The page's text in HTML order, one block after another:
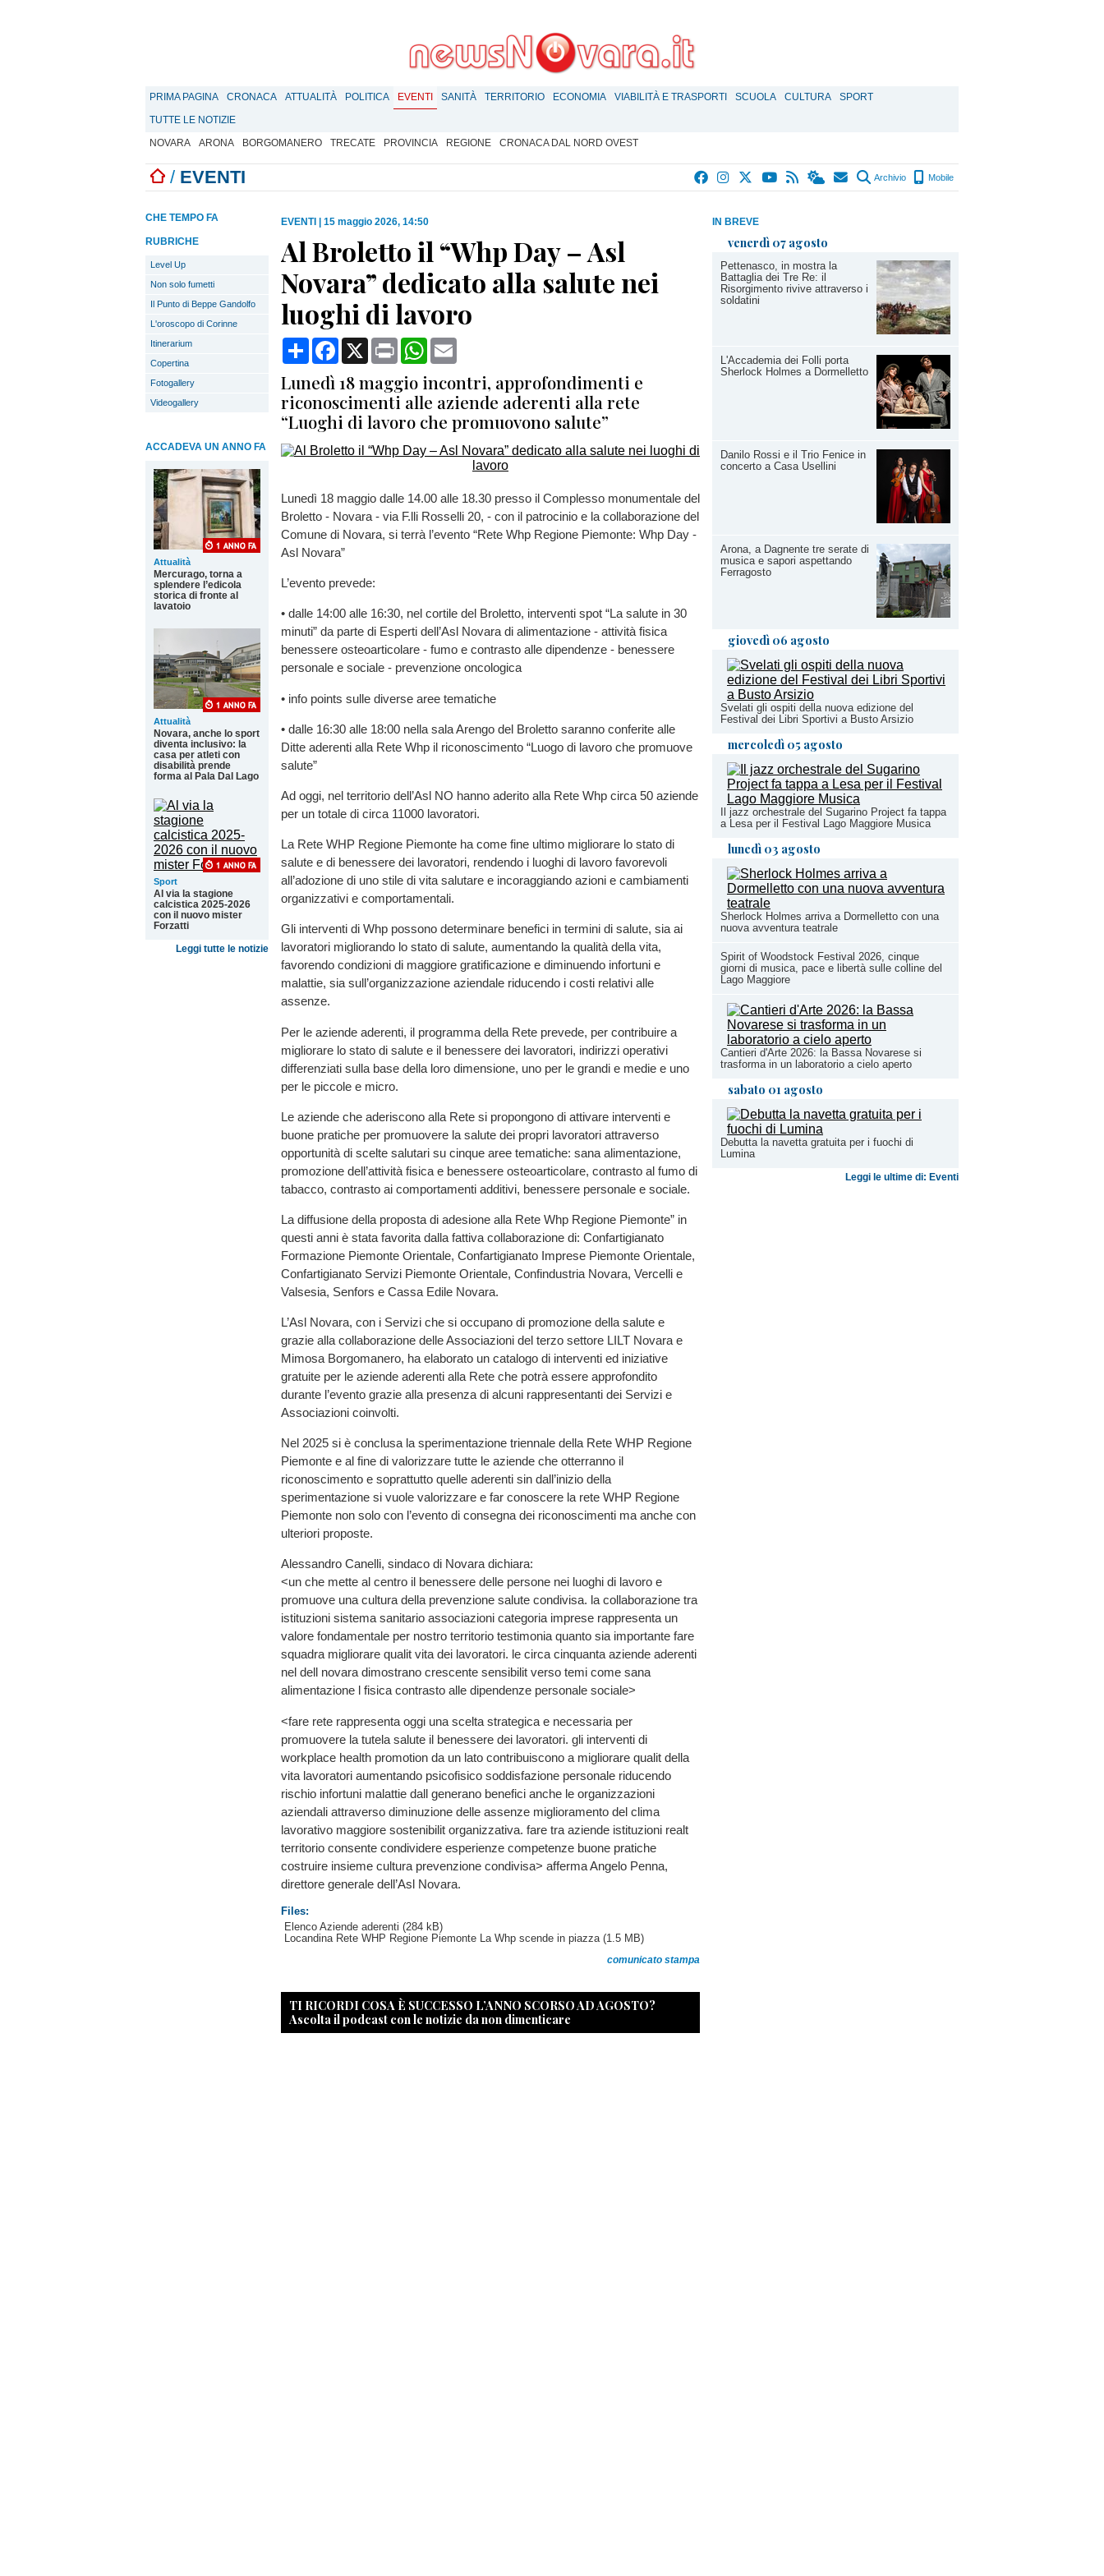
PRIMA PAGINA CRONACA ATTUALITÀ POLITICA EVENTI SANITÀ TERRITORIO ECONOMIA VIABILITÀ E TRASPORTI SCUOLA CULTURA
SPORT
TUTTE LE NOTIZIE
NOVARA
ARONA BORGOMANERO TRECATE PROVINCIA REGIONE CRONACA DAL NORD OVEST
/ EVENTI Archivio Mobile
IN BREVE
venerdì 07 agosto
Pettenasco, in mostra la
Battaglia dei Tre Re: il
Risorgimento rivive attraverso i
soldatini
L'Accademia dei Folli porta
Sherlock Holmes a Dormelletto
Danilo Rossi e il Trio Fenice in
concerto a Casa Usellini
Arona, a Dagnente tre serate di
musica e sapori aspettando
Ferragosto
giovedì 06 agosto
Svelati gli ospiti della nuova edizione del
Festival dei Libri Sportivi a Busto Arsizio
mercoledì 05 agosto
Il jazz orchestrale del Sugarino Project fa tappa
a Lesa per il Festival Lago Maggiore Musica
lunedì 03 agosto
Sherlock Holmes arriva a Dormelletto con una
nuova avventura teatrale
Spirit of Woodstock Festival 2026, cinque
giorni di musica, pace e libertà sulle colline del
Lago Maggiore
Cantieri d'Arte 2026: la Bassa Novarese si
trasforma in un laboratorio a cielo aperto
sabato 01 agosto
Debutta la navetta gratuita per i fuochi di
Lumina
Leggi le ultime di: Eventi
CHE TEMPO FA
RUBRICHE
Level Up
Non solo fumetti
Il Punto di Beppe Gandolfo
L'oroscopo di Corinne
Itinerarium
Copertina
Fotogallery
Videogallery
ACCADEVA UN ANNO FA
Attualità
Mercurago, torna a
splendere l’edicola
storica di fronte al
lavatoio
Attualità
Novara, anche lo sport
diventa inclusivo: la
casa per atleti con
disabilità prende
forma al Pala Dal Lago
Sport
Al via la stagione
calcistica 2025-2026
con il nuovo mister
Forzatti
Leggi tutte le notizie
EVENTI 15 maggio 2026, 14:50
Al Broletto il “Whp Day – Asl
Novara” dedicato alla salute nei
luoghi di lavoro
CondividiFacebook
X Print WhatsApp
Lunedì 18 maggio incontri, approfondimenti e
riconoscimenti alle aziende aderenti alla rete
“Luoghi di lavoro che promuovono salute”
Lunedì 18 maggio dalle 14.00 alle 18.30 presso il Complesso monumentale del
Broletto - Novara - via F.lli Rosselli 20, - con il patrocinio e la collaborazione del
Comune di Novara, si terrà l’evento “Rete Whp Regione Piemonte: Whp Day -
Asl Novara”
L’evento prevede:
• dalle 14:00 alle 16:30, nel cortile del Broletto, interventi spot “La salute in 30
minuti” da parte di Esperti dell’Asl Novara di alimentazione - attività fisica
benessere osteoarticolare - fumo e contrasto alle dipendenze - benessere
personale e sociale - prevenzione oncologica
• info points sulle diverse aree tematiche
• dalle 16:30 alle 18:00 nella sala Arengo del Broletto saranno conferite alle
Ditte aderenti alla Rete Whp il riconoscimento “Luogo di lavoro che promuove
salute”
Ad oggi, nel territorio dell’Asl NO hanno aderito alla Rete Whp circa 50 aziende
per un totale di circa 11000 lavoratori.
La Rete WHP Regione Piemonte ha come fine ultimo migliorare lo stato di
salute e di benessere dei lavoratori, rendendo i luoghi di lavoro favorevoli
all’adozione di uno stile di vita salutare e incoraggiando azioni e cambiamenti
organizzativi e comportamentali.
Gli interventi di Whp possono determinare benefici in termini di salute, sia ai
lavoratori migliorando lo stato di salute, aumentando la qualità della vita,
favorendo condizioni di maggiore gratificazione e diminuendo infortuni e
malattie, sia sull’organizzazione aziendale riducendo i costi relativi alle
assenze.
Per le aziende aderenti, il programma della Rete prevede, per contribuire a
migliorare lo stato di salute e il benessere dei lavoratori, indirizzi operativi
differenziati sulla base della loro dimensione, uno per le grandi e medie e uno
per le piccole e micro.
Le aziende che aderiscono alla Rete si propongono di attivare interventi e
buone pratiche per promuovere la salute dei propri lavoratori attraverso
opportunità di scelte salutari su cinque aree tematiche: sana alimentazione,
promozione dell’attività fisica e benessere osteoarticolare, contrasto al fumo di
tabacco, contrasto ai comportamenti additivi, benessere personale e sociale.
La diffusione della proposta di adesione alla Rete Whp Regione Piemonte” in
questi anni è stata favorita dalla fattiva collaborazione di: Confartigianato
Formazione Piemonte Orientale, Confartigianato Imprese Piemonte Orientale,
Confartigianato Servizi Piemonte Orientale, Confindustria Novara, Vercelli e
Valsesia, Senfors e Cassa Edile Novara.
L’Asl Novara, con i Servizi che si occupano di promozione della salute e
grazie alla collaborazione delle Associazioni del terzo settore LILT Novara e
Mimosa Borgomanero, ha elaborato un catalogo di interventi ed iniziative
gratuite per le aziende aderenti alla Rete che potrà essere approfondito
durante l’evento grazie alla presenza di alcuni rappresentanti dei Servizi e
Associazioni coinvolti.
Nel 2025 si è conclusa la sperimentazione triennale della Rete WHP Regione
Piemonte e al fine di valorizzare tutte le aziende che otterranno il
riconoscimento e soprattutto quelle aderenti sin dall’inizio della
sperimentazione si vuole valorizzare e far conoscere la rete WHP Regione
Piemonte non solo con l’evento di consegna dei riconoscimenti ma anche con
ulteriori proposte.
Alessandro Canelli, sindaco di Novara dichiara:
<un che mette al centro il benessere delle persone nei luoghi di lavoro e
promuove una cultura della prevenzione salute condivisa. la collaborazione tra
istituzioni sistema sanitario associazioni categoria imprese rappresenta un
valore fondamentale per nostro territorio testimonia quanto sia importante fare
squadra migliorare qualit vita dei lavoratori. le circa cinquanta aziende aderenti
nel dell novara dimostrano crescente sensibilit verso temi come sana
alimentazione l fisica contrasto alle dipendenze personale sociale>
<fare rete rappresenta oggi una scelta strategica e necessaria per
promuovere la tutela salute il benessere dei lavoratori. gli interventi di
workplace health promotion da un lato contribuiscono a migliorare qualit della
vita lavoratori aumentando psicofisico soddisfazione personale riducendo
rischio infortuni malattie dall generano benefici anche le organizzazioni
aziendali attraverso diminuzione delle assenze miglioramento del clima
lavorativo maggiore sostenibilit organizzativa. fare tra aziende istituzioni realt
territorio consente condividere esperienze competenze buone pratiche
costruire insieme cultura prevenzione condivisa> afferma Angelo Penna,
direttore generale dell’Asl Novara.
Files:
Elenco Aziende aderenti (284 kB)
Locandina Rete WHP Regione Piemonte La Whp scende in piazza (1.5 MB)
comunicato stampa
TI RICORDI COSA È SUCCESSO L’ANNO SCORSO AD AGOSTO?
Ascolta il podcast con le notizie da non dimenticare